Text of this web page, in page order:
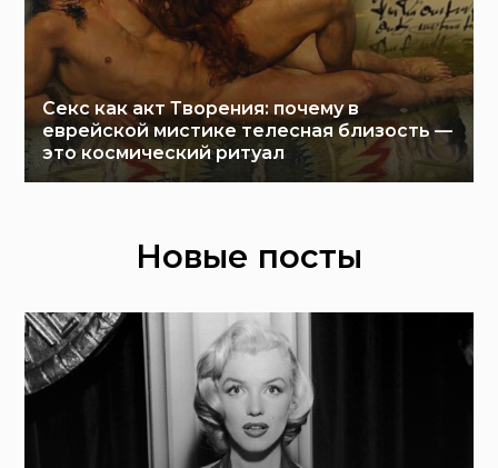
Секс как акт Творения: почему в
еврейской мистике телесная близость —
это космический ритуал
Новые посты